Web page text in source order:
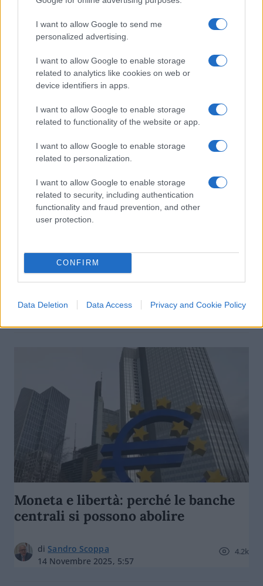
I want to allow Google to send me
personalized advertising.
I want to allow Google to enable storage
related to analytics like cookies on web or
device identifiers in apps.
I want to allow Google to enable storage
related to functionality of the website or app.
I want to allow Google to enable storage
related to personalization.
I want to allow Google to enable storage
related to security, including authentication
functionality and fraud prevention, and other
user protection.
CONFIRM
Data Deletion Data Access Privacy and Cookie Policy
bussola dei mercati
27 Gennaio 2026, 9:53
Powell sotto assedio, Trump scuote
la Fed e i mercati
di Enrico Foscarini
13 Gennaio 2026, 18:39
4.7k
Moneta e libertà: perché le banche
centrali si possono abolire
di Sandro Scoppa
14 Novembre 2025, 5:57
4.2k